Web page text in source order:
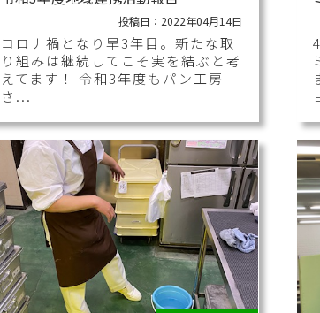
投稿日：2022年04月14日
コロナ禍となり早3年目。新たな取
り組みは継続してこそ実を結ぶと考
えてます！ 令和3年度もパン工房
さ...